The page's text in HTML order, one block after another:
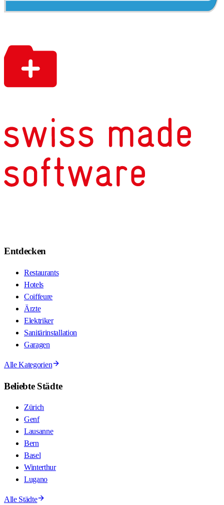
Entdecken
Restaurants
Hotels
Coiffeure
Ärzte
Elektriker
Sanitärinstallation
Garagen
Alle Kategorien
Beliebte Städte
Zürich
Genf
Lausanne
Bern
Basel
Winterthur
Lugano
Alle Städte